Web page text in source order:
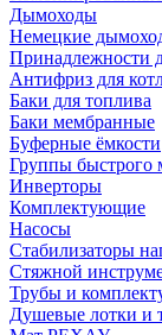
Дымоходы
Немецкие
Принадлежности
Антифриз для
Баки для топлива
Баки мембранные
Буферные ёмкости
Группы быстрого
Инверторы
Комплектующие
Насосы
Стабилизаторы
Стяжной
Трубы и
Душевые лотки и